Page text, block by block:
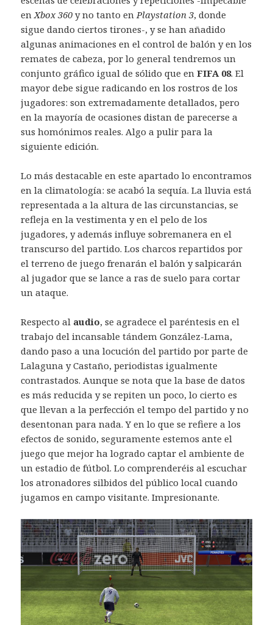
enXbox 360y no tanto enPlaystation 3, donde
sigue dando ciertos tirones-, y se han añadido
algunas animaciones en el control de balón y en los
remates de cabeza, por lo general tendremos un
conjunto gráfico igual de sólido que enFIFA 08. El
mayor debe sigue radicando en los rostros de los
jugadores: son extremadamente detallados, pero
en la mayoría de ocasiones distan de parecerse a
sus homónimos reales. Algo a pulir para la
siguiente edición.
Lo más destacable en este apartado lo encontramos
en la climatología: se acabó la sequía. La lluvia está
representada a la altura de las circunstancias, se
refleja en la vestimenta y en el pelo de los
jugadores, y además influye sobremanera en el
transcurso del partido. Los charcos repartidos por
el terreno de juego frenarán el balón y salpicarán
al jugador que se lance a ras de suelo para cortar
un ataque.
Respecto al audio, se agradece el paréntesis en el
trabajo del incansable tándem González-Lama,
dando paso a una locución del partido por parte de
Lalaguna y Castaño, periodistas igualmente
contrastados. Aunque se nota que la base de datos
es más reducida y se repiten un poco, lo cierto es
que llevan a la perfección el tempo del partido y no
desentonan para nada. Y en lo que se refiere a los
efectos de sonido, seguramente estemos ante el
juego que mejor ha logrado captar el ambiente de
un estadio de fútbol. Lo comprenderéis al escuchar
los atronadores silbidos del público local cuando
jugamos en campo visitante. Impresionante.